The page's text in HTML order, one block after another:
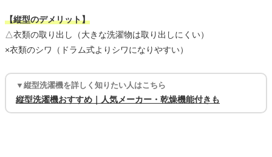
【縦型のデメリット】
△衣類の取り出し（大きな洗濯物は取り出しにくい）
×衣類のシワ（ドラム式よりシワになりやすい）
▼縦型洗濯機を詳しく知りたい人はこちら
縦型洗濯機おすすめ｜人気メーカー・乾燥機能付きも